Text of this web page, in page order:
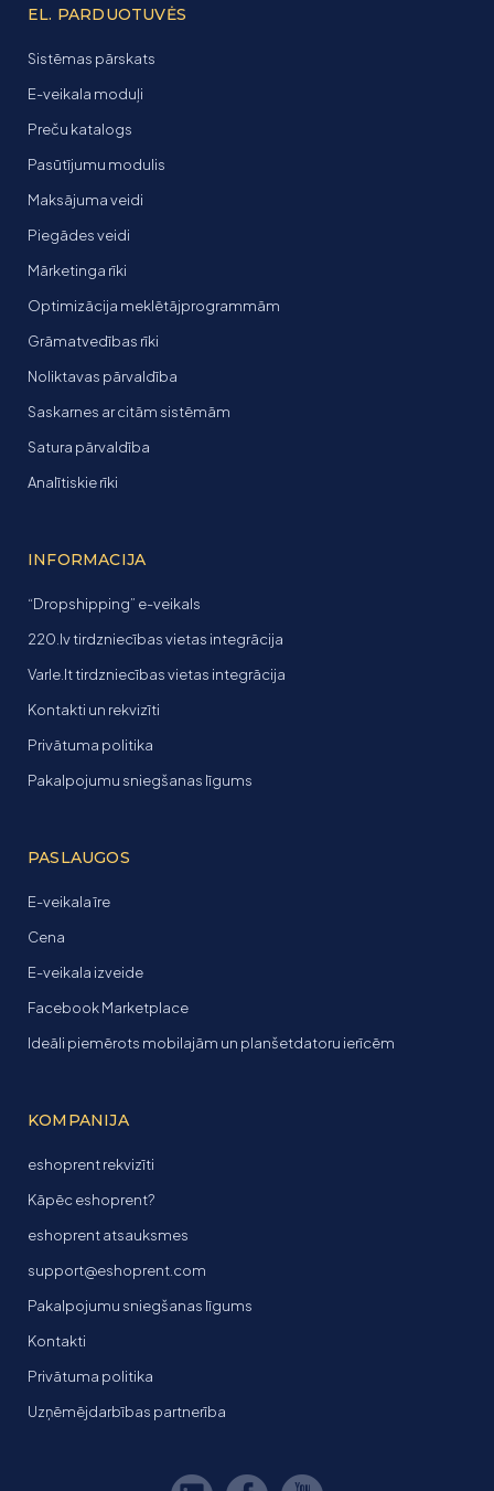
EL. PARDUOTUVĖS
Sistēmas pārskats
E-veikala moduļi
Preču katalogs
Pasūtījumu modulis
Maksājuma veidi
Piegādes veidi
Mārketinga rīki
Optimizācija meklētājprogrammām
Grāmatvedības rīki
Noliktavas pārvaldība
Saskarnes ar citām sistēmām
Satura pārvaldība
Analītiskie rīki
INFORMACIJA
“Dropshipping” e-veikals
220.lv tirdzniecības vietas integrācija
Varle.lt tirdzniecības vietas integrācija
Kontakti un rekvizīti
Privātuma politika
Pakalpojumu sniegšanas līgums
PASLAUGOS
E-veikala īre
Cena
E-veikala izveide
Facebook Marketplace
Ideāli piemērots mobilajām un planšetdatoru ierīcēm
KOMPANIJA
eshoprent rekvizīti
Kāpēc eshoprent?
eshoprent atsauksmes
support@eshoprent.com
Pakalpojumu sniegšanas līgums
Kontakti
Privātuma politika
Uzņēmējdarbības partnerība